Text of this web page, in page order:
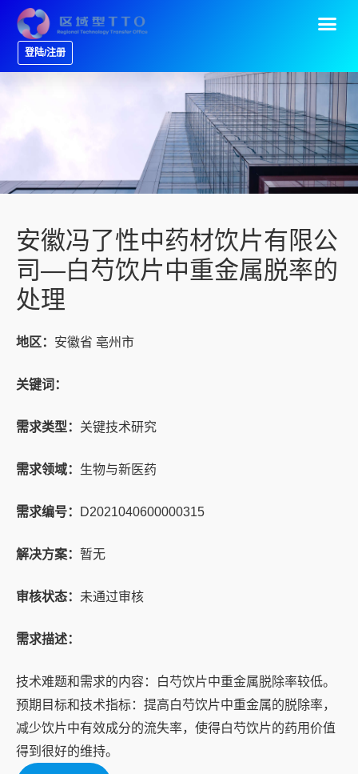
登陆/注册
安徽冯了性中药材饮片有限公
司—白芍饮片中重金属脱率的
处理
地区： 安徽省 亳州市
关键词：
需求类型： 关键技术研究
需求领域： 生物与新医药
需求编号： D2021040600000315
解决方案： 暂无
审核状态： 未通过审核
需求描述：
技术难题和需求的内容：白芍饮片中重金属脱除率较低。
预期目标和技术指标：提高白芍饮片中重金属的脱除率，
减少饮片中有效成分的流失率，使得白芍饮片的药用价值
得到很好的维持。